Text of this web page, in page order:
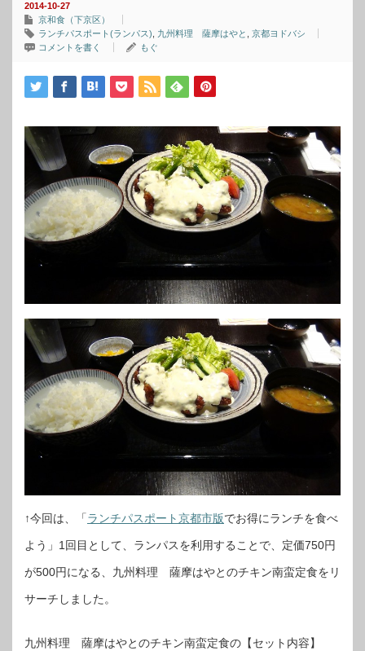
2014-10-27
京和食（下京区）
ランチパスポート(ランパス)
九州料理 薩摩はやと
京都ヨドバシ
コメントを書く
もぐ
↑今回は、「ランチパスポート京都市版でお得にランチを食べ
よう」1回目として、ランパスを利用することで、定価750円
が500円になる、九州料理 薩摩はやとのチキン南蛮定食をリ
サーチしました。
九州料理 薩摩はやとのチキン南蛮定食の【セット内容】